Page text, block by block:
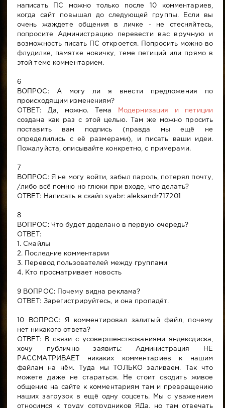
написать ПС можно только после 10 комментариев,
когда сайт повышал до следующей группы. Если вы
очень жаждете общения в личке - не стесняйтесь,
попросите Администрацию перевести вас вручную и
возможность писать ПС откроется. Попросить можно во
флудилке, памятке новичку, теме петиций или прямо в
этой теме комментарием.
6
ВОПРОС: А могу ли я внести предложения по
происходящим изменениям?
ОТВЕТ: Да, можно. Тема
Модернизация и петиции
создана как раз с этой целью. Там же можно просить
поставить вам подпись (правда мы ещё не
определились с её размерами), и писать ваши идеи.
Пожалуйста, описывайте конкретно, с примерами.
7
ВОПРОС: Я не могу войти, забыл пароль, потерял почту,
/либо всё помню но глюки при входе, что делать?
ОТВЕТ: Написать в скайп syabr: aleksandr717201
8
ВОПРОС: Что будет доделано в первую очередь?
ОТВЕТ:
1. Смайлы
2. Последние комментарии
3. Перевод пользователей между группами
4. Кто просматривает новость
9 ВОПРОС: Почему видна реклама?
ОТВЕТ: Зарегистрируйтесь, и она пропадёт.
10 ВОПРОС: Я комментировал залитый файл, почему
нет никакого ответа?
ОТВЕТ: В связи с усовершенствованиями яндексдиска,
хочу публично заявить: Администрация НЕ
РАССМАТРИВАЕТ никаких комментариев к нашим
файлам на нём. Туда мы ТОЛЬКО заливаем. Так что
можете даже не стараться. Не стоит сводить живое
общение на сайте к комментариям там и превращению
наших загрузок в ещё одну соцсеть. Мы с уважением
относимся к труду сотрудников ЯДа, но там отвечать